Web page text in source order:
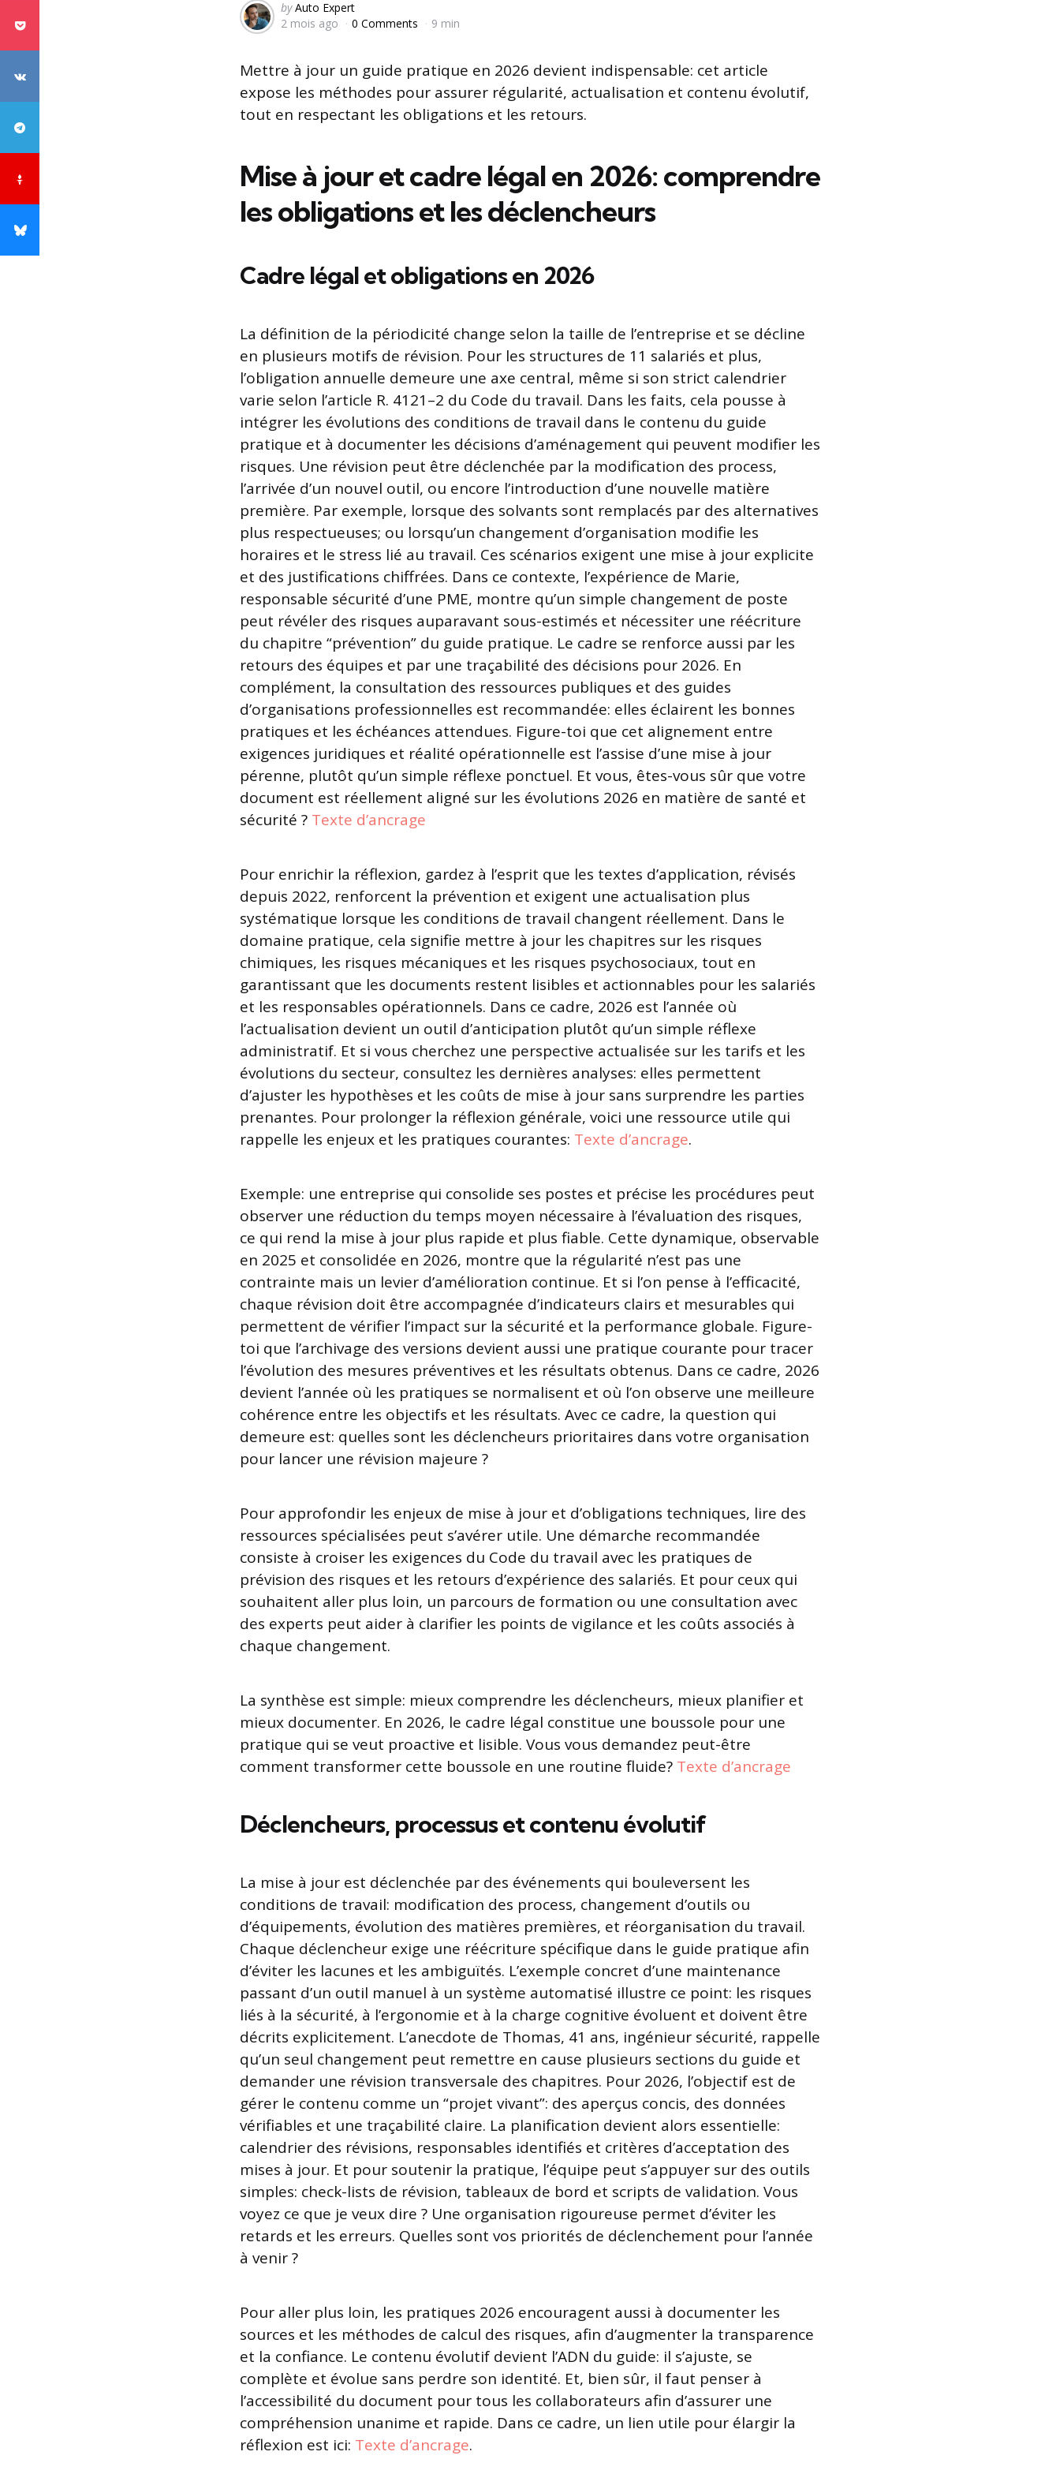
Posted
by
by Auto Expert
2 mois ago
0 Comments 9 min
Mettre à jour un guide pratique en 2026 devient indispensable: cet article
expose les méthodes pour assurer régularité, actualisation et contenu évolutif,
tout en respectant les obligations et les retours.
Mise à jour et cadre légal en 2026: comprendre
les obligations et les déclencheurs
Cadre légal et obligations en 2026
La définition de la périodicité change selon la taille de l’entreprise et se décline
en plusieurs motifs de révision. Pour les structures de 11 salariés et plus,
l’obligation annuelle demeure une axe central, même si son strict calendrier
varie selon l’article R. 4121–2 du Code du travail. Dans les faits, cela pousse à
intégrer les évolutions des conditions de travail dans le contenu du guide
pratique et à documenter les décisions d’aménagement qui peuvent modifier les
risques. Une révision peut être déclenchée par la modification des process,
l’arrivée d’un nouvel outil, ou encore l’introduction d’une nouvelle matière
première. Par exemple, lorsque des solvants sont remplacés par des alternatives
plus respectueuses; ou lorsqu’un changement d’organisation modifie les
horaires et le stress lié au travail. Ces scénarios exigent une mise à jour explicite
et des justifications chiffrées. Dans ce contexte, l’expérience de Marie,
responsable sécurité d’une PME, montre qu’un simple changement de poste
peut révéler des risques auparavant sous-estimés et nécessiter une réécriture
du chapitre “prévention” du guide pratique. Le cadre se renforce aussi par les
retours des équipes et par une traçabilité des décisions pour 2026. En
complément, la consultation des ressources publiques et des guides
d’organisations professionnelles est recommandée: elles éclairent les bonnes
pratiques et les échéances attendues. Figure-toi que cet alignement entre
exigences juridiques et réalité opérationnelle est l’assise d’une mise à jour
pérenne, plutôt qu’un simple réflexe ponctuel. Et vous, êtes-vous sûr que votre
document est réellement aligné sur les évolutions 2026 en matière de santé et
sécurité ? Texte d’ancrage
Pour enrichir la réflexion, gardez à l’esprit que les textes d’application, révisés
depuis 2022, renforcent la prévention et exigent une actualisation plus
systématique lorsque les conditions de travail changent réellement. Dans le
domaine pratique, cela signifie mettre à jour les chapitres sur les risques
chimiques, les risques mécaniques et les risques psychosociaux, tout en
garantissant que les documents restent lisibles et actionnables pour les salariés
et les responsables opérationnels. Dans ce cadre, 2026 est l’année où
l’actualisation devient un outil d’anticipation plutôt qu’un simple réflexe
administratif. Et si vous cherchez une perspective actualisée sur les tarifs et les
évolutions du secteur, consultez les dernières analyses: elles permettent
d’ajuster les hypothèses et les coûts de mise à jour sans surprendre les parties
prenantes. Pour prolonger la réflexion générale, voici une ressource utile qui
rappelle les enjeux et les pratiques courantes: Texte d’ancrage.
Exemple: une entreprise qui consolide ses postes et précise les procédures peut
observer une réduction du temps moyen nécessaire à l’évaluation des risques,
ce qui rend la mise à jour plus rapide et plus fiable. Cette dynamique, observable
en 2025 et consolidée en 2026, montre que la régularité n’est pas une
contrainte mais un levier d’amélioration continue. Et si l’on pense à l’efficacité,
chaque révision doit être accompagnée d’indicateurs clairs et mesurables qui
permettent de vérifier l’impact sur la sécurité et la performance globale. Figure-
toi que l’archivage des versions devient aussi une pratique courante pour tracer
l’évolution des mesures préventives et les résultats obtenus. Dans ce cadre, 2026
devient l’année où les pratiques se normalisent et où l’on observe une meilleure
cohérence entre les objectifs et les résultats. Avec ce cadre, la question qui
demeure est: quelles sont les déclencheurs prioritaires dans votre organisation
pour lancer une révision majeure ?
Pour approfondir les enjeux de mise à jour et d’obligations techniques, lire des
ressources spécialisées peut s’avérer utile. Une démarche recommandée
consiste à croiser les exigences du Code du travail avec les pratiques de
prévision des risques et les retours d’expérience des salariés. Et pour ceux qui
souhaitent aller plus loin, un parcours de formation ou une consultation avec
des experts peut aider à clarifier les points de vigilance et les coûts associés à
chaque changement.
La synthèse est simple: mieux comprendre les déclencheurs, mieux planifier et
mieux documenter. En 2026, le cadre légal constitue une boussole pour une
pratique qui se veut proactive et lisible. Vous vous demandez peut-être
comment transformer cette boussole en une routine fluide? Texte d’ancrage
Déclencheurs, processus et contenu évolutif
La mise à jour est déclenchée par des événements qui bouleversent les
conditions de travail: modification des process, changement d’outils ou
d’équipements, évolution des matières premières, et réorganisation du travail.
Chaque déclencheur exige une réécriture spécifique dans le guide pratique afin
d’éviter les lacunes et les ambiguïtés. L’exemple concret d’une maintenance
passant d’un outil manuel à un système automatisé illustre ce point: les risques
liés à la sécurité, à l’ergonomie et à la charge cognitive évoluent et doivent être
décrits explicitement. L’anecdote de Thomas, 41 ans, ingénieur sécurité, rappelle
qu’un seul changement peut remettre en cause plusieurs sections du guide et
demander une révision transversale des chapitres. Pour 2026, l’objectif est de
gérer le contenu comme un “projet vivant”: des aperçus concis, des données
vérifiables et une traçabilité claire. La planification devient alors essentielle:
calendrier des révisions, responsables identifiés et critères d’acceptation des
mises à jour. Et pour soutenir la pratique, l’équipe peut s’appuyer sur des outils
simples: check-lists de révision, tableaux de bord et scripts de validation. Vous
voyez ce que je veux dire ? Une organisation rigoureuse permet d’éviter les
retards et les erreurs. Quelles sont vos priorités de déclenchement pour l’année
à venir ?
Pour aller plus loin, les pratiques 2026 encouragent aussi à documenter les
sources et les méthodes de calcul des risques, afin d’augmenter la transparence
et la confiance. Le contenu évolutif devient l’ADN du guide: il s’ajuste, se
complète et évolue sans perdre son identité. Et, bien sûr, il faut penser à
l’accessibilité du document pour tous les collaborateurs afin d’assurer une
compréhension unanime et rapide. Dans ce cadre, un lien utile pour élargir la
réflexion est ici: Texte d’ancrage.